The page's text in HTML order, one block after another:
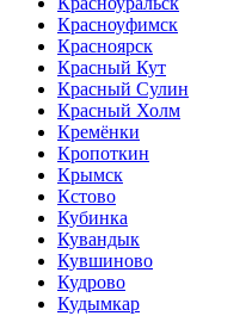
Красноуфимск
Красноярск
Красный Кут
Красный Сулин
Красный Холм
Кремёнки
Кропоткин
Крымск
Кстово
Кубинка
Кувандык
Кувшиново
Кудрово
Кудымкар